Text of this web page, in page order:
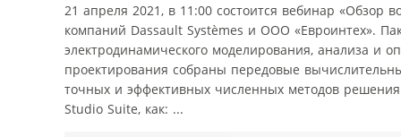
21 апреля 2021, в 11:00 состоится вебинар «Обзор
компаний Dassault Systèmes и OOO «Евроинтех».
электродинамического моделирования, анализа и
проектирования собраны передовые
точных и эффективных численных методов
Studio Suite, как: ...